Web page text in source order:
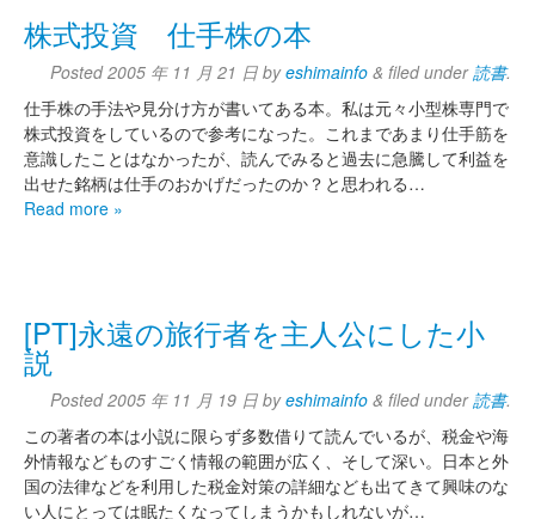
株式投資 仕手株の本
Posted2005 年 11 月 21 日 byeshimainfo & filed under読書.
仕手株の手法や見分け方が書いてある本。私は元々小型株専門で
株式投資をしているので参考になった。これまであまり仕手筋を
意識したことはなかったが、読んでみると過去に急騰して利益を
出せた銘柄は仕手のおかげだったのか？と思われる…
Read more »
[PT]永遠の旅行者を主人公にした小
説
Posted2005 年 11 月 19 日 byeshimainfo & filed under読書.
この著者の本は小説に限らず多数借りて読んでいるが、税金や海
外情報などものすごく情報の範囲が広く、そして深い。日本と外
国の法律などを利用した税金対策の詳細なども出てきて興味のな
い人にとっては眠たくなってしまうかもしれないが…